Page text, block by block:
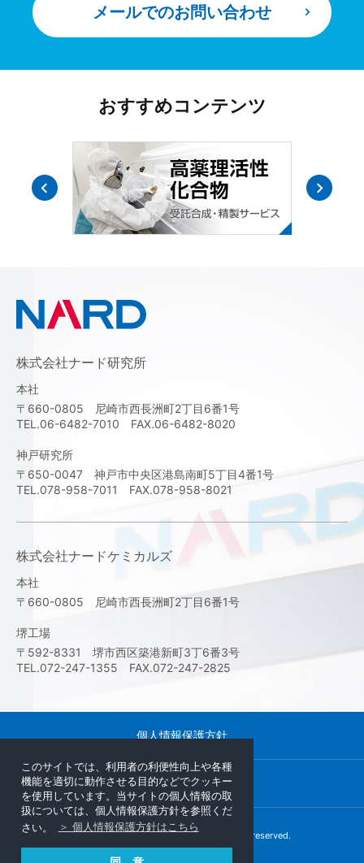
このサイトでは、利用者の利便性向上や各種
機能を適切に動作させる目的などでクッキー
を使用しています。当サイトの個人情報の取
扱については、個人情報保護方針を参照くだ
さい。
＞ 個人情報保護方針はこちら
メールでのお問い合わせ
おすすめコンテンツ
株式会社ナード研究所
本社
〒660-0805 尼崎市西長洲町2丁目6番1号
TEL.06-6482-7010 FAX.06-6482-8020
神戸研究所
〒650-0047 神戸市中央区港島南町5丁目4番1号
TEL.078-958-7011 FAX.078-958-8021
株式会社ナードケミカルズ
本社
〒660-0805 尼崎市西長洲町2丁目6番1号
堺工場
〒592-8331 堺市西区築港新町3丁6番3号
TEL.072-247-1355 FAX.072-247-2825
個人情報保護方針
サイトマップ
Copyright © NARD institute,Ltd. All rights reserved.